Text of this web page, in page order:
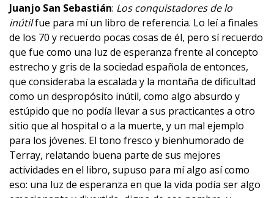
Juanjo San Sebastián: Los conquistadores de lo
inútilfue para mí un libro de referencia. Lo leí a finales
de los 70 y recuerdo pocas cosas de él, pero sí recuerdo
que fue como una luz de esperanza frente al concepto
estrecho y gris de la sociedad española de entonces,
que consideraba la escalada y la montaña de dificultad
como un despropósito inútil, como algo absurdo y
estúpido que no podía llevar a sus practicantes a otro
sitio que al hospital o a la muerte, y un mal ejemplo
para los jóvenes. El tono fresco y bienhumorado de
Terray, relatando buena parte de sus mejores
actividades en el libro, supuso para mí algo así como
eso: una luz de esperanza en que la vida podía ser algo